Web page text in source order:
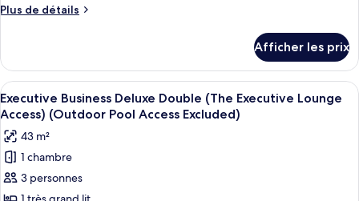
chambre :
Twin
Room
(Outdoor
Pool
Access
Excluded)
Plus de détails
Plus
Business
Deluxe
Twin
Room
(Outdoor
Pool
Access
Excluded)
Afficher les prix
Afficher
toutes
les
photos
pour
ce
Une chambre d’hôtel avec un lit,
7
Executive Business Deluxe Double (The Executive Lounge
Access) (Outdoor Pool Access Excluded)
43 m²
1 chambre
3 personnes